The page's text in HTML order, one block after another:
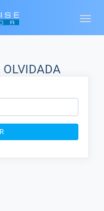
Toggle
OLVIDADA